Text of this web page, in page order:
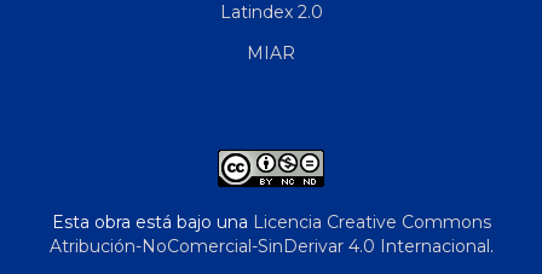
Latindex 2.0
MIAR
Esta obra está bajo una Licencia Creative Commons
Atribución-NoComercial-SinDerivar 4.0 Internacional.